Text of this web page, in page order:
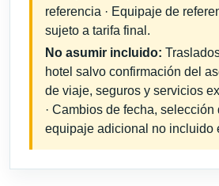
referencia · Equipaje de
sujeto a tarifa final.
No asumir incluido:
hotel salvo confirmación del
de viaje, seguros y servicios
· Cambios de fecha, selección
equipaje adicional no incluido